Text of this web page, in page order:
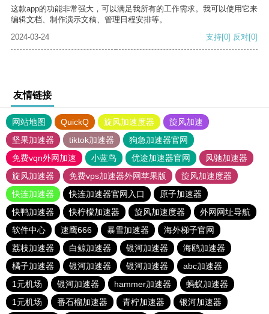
这款app的功能非常强大，可以满足我所有的工作需求。我可以使用它来
编辑文档、制作演示文稿、管理日程安排等。
2024-03-24
支持[0] 反对[0]
友情链接
网站地图 QuickQ 旋风加速度器
旋风加速
坚果加速器
tiktok加速器
狗急加速器官网
免费vqn外网加速
小蓝鸟 优途加速器官网
风驰加速器
旋风加速器
免费vps加速器外网苹果版
旋风加速度器
快连加速器
快连加速器官网入口
原子加速器
快鸭加速器
快柠檬加速器 旋风加速度器
外网网址导航
软件中心
速鹰666 暴雪加速器
海外梯子官网
荔枝加速器
白鲸加速器 银河加速器
海鸥加速器
橘子加速器
银河加速器 银河加速器
abc加速器
1元机场
银河加速器 hammer加速器
蚂蚁加速器
1元机场
番石榴加速器 青柠加速器 银河加速器